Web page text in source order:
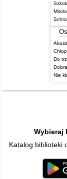
Do
Nie
Wybieraj
Katalog biblioteki